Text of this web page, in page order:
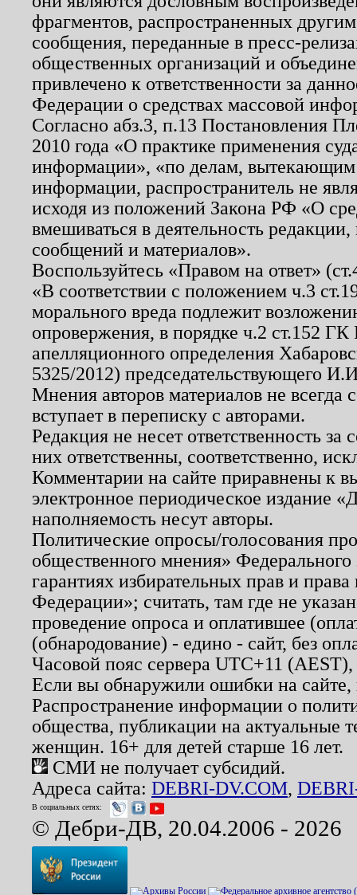
фрагментов, распространенных
сообщения, переданные в пресс-
общественных организаций и
привлечено к ответственности за
Федерации о средствах массовой
Согласно абз.3, п.13 Постановления
2010 года «О практике применения
информации», «по делам, вытекающим
информации, распространитель не
исходя из положений Закона РФ «О
вмешиваться в деятельность
сообщений и материалов».
Воспользуйтесь «Правом на ответ»
«В соответствии с положением ч.3
морального вреда подлежит
опровержения, в порядке ч.2 ст.152
апелляционного определения
5325/2012) председательствующего
Мнения авторов материалов не
вступает в переписку с авторами.
Редакция не несет ответственность
них ответственны, соответственно,
Комментарии на сайте приравнены к
электронное периодическое издание
наполняемость несут авторы.
Политические опросы/голосования
общественного мнения»
гарантиях избирательных прав и
Федерации»; считать, там где не
проведение опроса и оплатившее
(обнародование) - едино - сайт, без
Часовой пояс сервера UTC+11
Если вы обнаружили ошибки на
Распространение информации о
общества, публикации на актуальные
женщин. 16+ для детей старше 16 лет.
СМИ не получает субсидий.
Адреса сайта: DEBRI-DV.COM,
В социальных сетях:
© Дебри-ДВ, 20.04.2006 - 2026